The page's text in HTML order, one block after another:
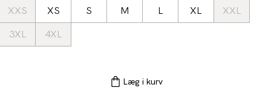
XXS XS S M L XL
XXL
3XL
4XL
Læg i kurv